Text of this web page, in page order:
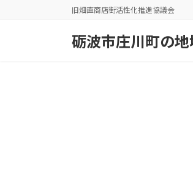
旧畑直商店街活性化推進協議会
砺波市庄川町の